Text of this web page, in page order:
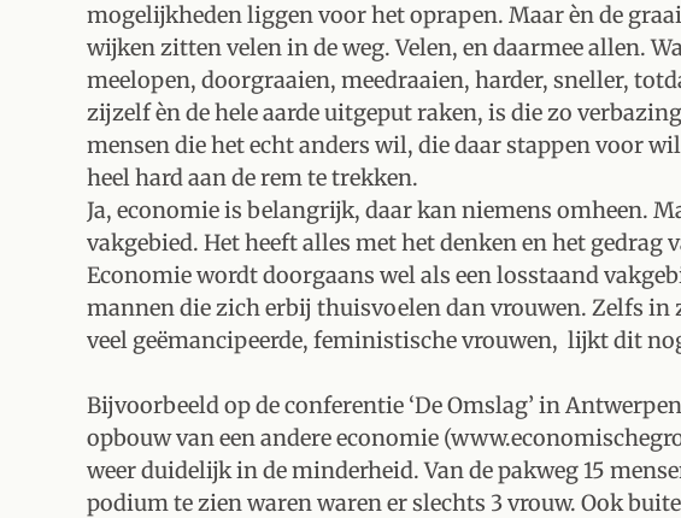
mogelijkheden liggen voor het oprapen. Maar èn de
wijken zitten velen in de weg. Velen, en daarmee allen.
meelopen, doorgraaien, meedraaien, harder, sneller,
zijzelf èn de hele aarde uitgeput raken, is die zo
mensen die het echt anders wil, die daar stappen voor
heel hard aan de rem te trekken.
Ja, economie is belangrijk, daar kan niemens omheen.
vakgebied. Het heeft alles met het denken en het gedrag
Economie wordt doorgaans wel als een losstaand
mannen die zich erbij thuisvoelen dan vrouwen. Zelfs
veel geëmancipeerde, feministische vrouwen, lijkt dit
Bijvoorbeeld op de conferentie ‘De Omslag’ in
opbouw van een andere economie
weer duidelijk in de minderheid. Van de pakweg 15
podium te zien waren waren er slechts 3 vrouw. Ook